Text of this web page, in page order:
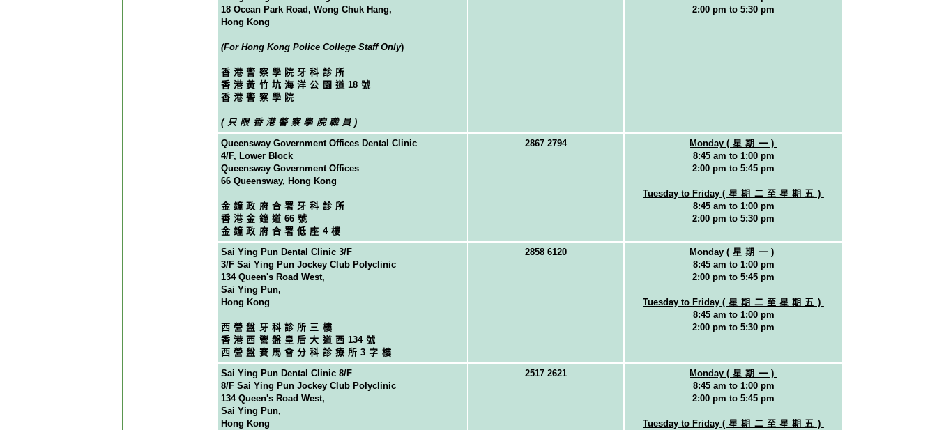
18 Ocean Park Road, Wong Chuk Hang,
Hong Kong
(For Hong Kong Police College Staff Only)
香港警察學院牙科診所
香港黃竹坑海洋公園道 18號
香港警察學院
(只限香港警察學院職員)
2:00 pm to 5:30 pm
Queensway Government Offices Dental Clinic
4/F, Lower Block
Queensway Government Offices
66 Queensway, Hong Kong
金鐘政府合署牙科診所
香港金鐘道 66號
金鐘政府合署低座4樓
2867 2794 Monday (星期一)
8:45 am to 1:00 pm
2:00 pm to 5:45 pm
Tuesday to Friday(星期二至星期五)
8:45 am to 1:00 pm
2:00 pm to 5:30 pm
Sai Ying Pun Dental Clinic 3/F
3/F Sai Ying Pun Jockey Club Polyclinic
134 Queen's Road West,
Sai Ying Pun,
Hong Kong
西營盤牙科診所三樓
香港西營盤皇后大道西 134號
西營盤賽馬會分科診療所3字樓
2858 6120 Monday (星期一)
8:45 am to 1:00 pm
2:00 pm to 5:45 pm
Tuesday to Friday(星期二至星期五)
8:45 am to 1:00 pm
2:00 pm to 5:30 pm
Sai Ying Pun Dental Clinic 8/F
8/F Sai Ying Pun Jockey Club Polyclinic
134 Queen's Road West,
Sai Ying Pun,
Hong Kong
2517 2621 Monday (星期一)
8:45 am to 1:00 pm
2:00 pm to 5:45 pm
Tuesday to Friday(星期二至星期五)